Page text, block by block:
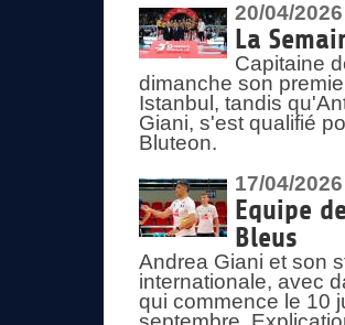
20/04/2026
La
Capitaine
dimanche son
Istanbul, tandis
Giani, s'est qualifié
Bluteon.
17/04/2026
Equipe
Bleus
Andrea Giani et son
internationale, avec
qui commence le 10